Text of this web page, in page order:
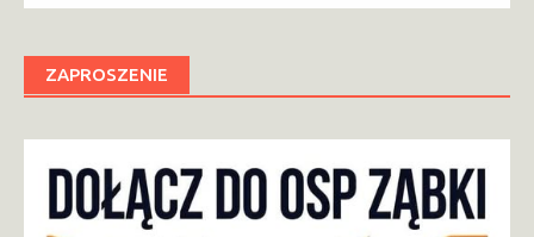
ZAPROSZENIE